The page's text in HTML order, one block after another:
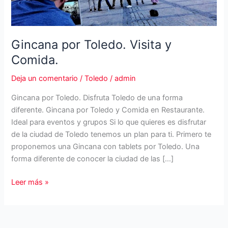
Gincana por Toledo. Visita y
Comida.
Deja un comentario /Toledo /admin
Gincana por Toledo. Disfruta Toledo de una forma
diferente. Gincana por Toledo y Comida en Restaurante.
Ideal para eventos y grupos Si lo que quieres es disfrutar
de la ciudad de Toledo tenemos un plan para ti. Primero te
proponemos una Gincana con tablets por Toledo. Una
forma diferente de conocer la ciudad de las […]
Gincana
Leer más »